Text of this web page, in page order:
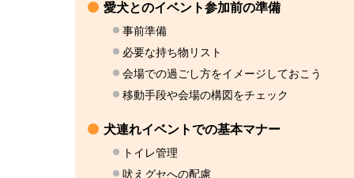
愛犬とのイベント参加前の準備
事前準備
必要な持ち物リスト
会場での過ごし方をイメージしておこう
移動手段や会場の構図をチェック
犬連れイベントでの基本マナー
トイレ管理
吠えグセへの配慮